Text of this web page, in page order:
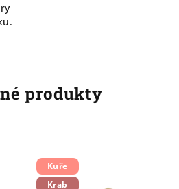
produkty
Kuře
Krab